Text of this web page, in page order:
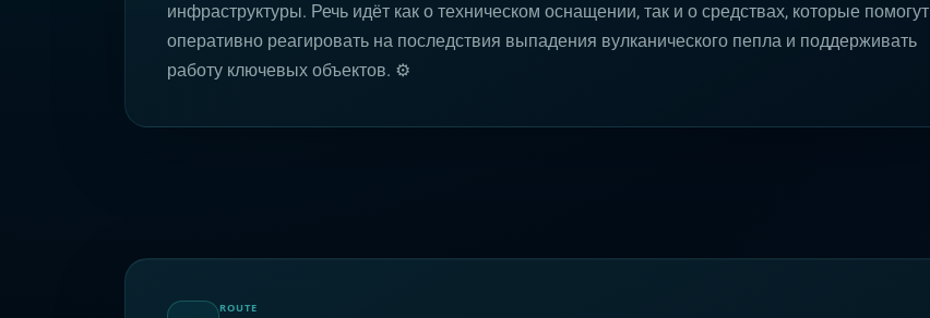
инфраструктуры. Речь идёт как о техническом оснащении, так и о средствах, которые помогут
оперативно реагировать на последствия выпадения вулканического пепла и поддерживать
работу ключевых объектов. ⚙️
ROUTE